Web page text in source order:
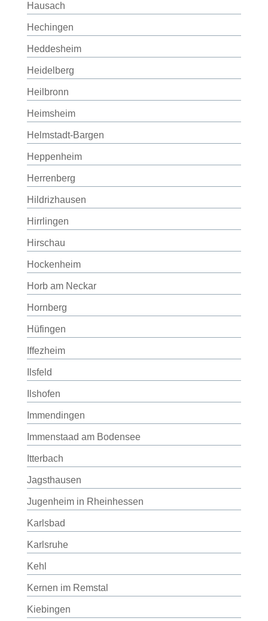
Hausach
Hechingen
Heddesheim
Heidelberg
Heilbronn
Heimsheim
Helmstadt-Bargen
Heppenheim
Herrenberg
Hildrizhausen
Hirrlingen
Hirschau
Hockenheim
Horb am Neckar
Hornberg
Hüfingen
Iffezheim
Ilsfeld
Ilshofen
Immendingen
Immenstaad am Bodensee
Itterbach
Jagsthausen
Jugenheim in Rheinhessen
Karlsbad
Karlsruhe
Kehl
Kernen im Remstal
Kiebingen